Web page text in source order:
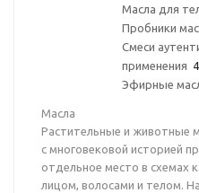
Масла для
Пробники
Смеси
применения
Эфирные
Масла
Растительные и животные
с многовековой историей
отдельное место в схемах
лицом, волосами и телом.